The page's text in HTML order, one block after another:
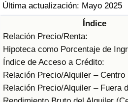
Última actualización: Mayo 2025
Índice
Relación Precio/Renta:
Hipoteca como Porcentaje de
Índice de Acceso a Crédito:
Relación Precio/Alquiler – Centro
Relación Precio/Alquiler – Fuera
Contaminación
Índice de Contaminación (Actual)
Índice de contaminación
Índice de Contaminación por